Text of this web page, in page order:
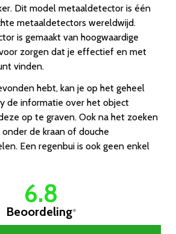
Dit model metaaldetector is één
metaaldetectors wereldwijd.
is gemaakt van hoogwaardige
zorgen dat je effectief en met
vinden.
hebt, kan je op het geheel
de informatie over het object
op te graven. Ook na het zoeken
de kraan of douche
Een regenbui is ook geen enkel
6.8
Beoordeling*